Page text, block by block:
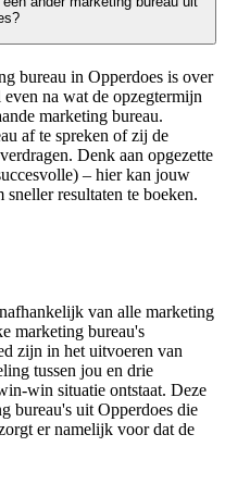
bureau in Opperdoes is over
na wat de opzegtermijn
marketing bureau.
af te spreken of zij de
Denk aan opgezette
– hier kan jouw
resultaten te boeken.
van alle marketing
marketing bureau's
zijn in het uitvoeren van
tussen jou en drie
win situatie ontstaat. Deze
bureau's uit Opperdoes die
er namelijk voor dat de